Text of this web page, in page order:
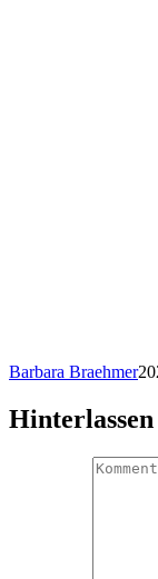
Barbara Braehmer